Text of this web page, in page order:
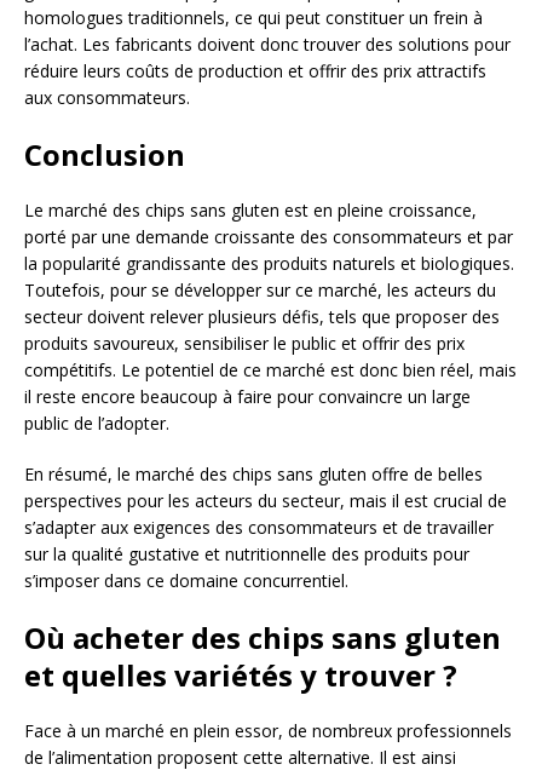
homologues traditionnels, ce qui peut constituer un frein à
l’achat. Les fabricants doivent donc trouver des solutions pour
réduire leurs coûts de production et offrir des prix attractifs
aux consommateurs.
Conclusion
Le marché des chips sans gluten est en pleine croissance,
porté par une demande croissante des consommateurs et par
la popularité grandissante des produits naturels et biologiques.
Toutefois, pour se développer sur ce marché, les acteurs du
secteur doivent relever plusieurs défis, tels que proposer des
produits savoureux, sensibiliser le public et offrir des prix
compétitifs. Le potentiel de ce marché est donc bien réel, mais
il reste encore beaucoup à faire pour convaincre un large
public de l’adopter.
En résumé, le marché des chips sans gluten offre de belles
perspectives pour les acteurs du secteur, mais il est crucial de
s’adapter aux exigences des consommateurs et de travailler
sur la qualité gustative et nutritionnelle des produits pour
s’imposer dans ce domaine concurrentiel.
Où acheter des chips sans gluten
et quelles variétés y trouver ?
Face à un marché en plein essor, de nombreux professionnels
de l’alimentation proposent cette alternative. Il est ainsi